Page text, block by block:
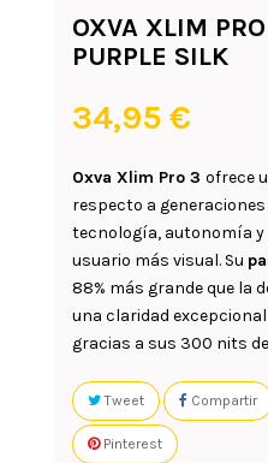
OXVA XLIM
PURPLE SILK
34,95 €
Oxva Xlim Pro 3 ofrece
respecto a
tecnología, autonomía y
usuario más visual. Su
88% más grande que la
una claridad
gracias a sus 300 nits
Tweet Compartir
Pinterest